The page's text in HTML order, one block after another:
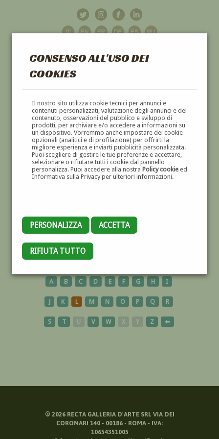
CONSENSO ALL'USO DEI
COOKIES
Il nostro sito utilizza cookie tecnici per annunci e
contenuti personalizzati, valutazione degli annunci e del
contenuto, osservazioni del pubblico e sviluppo di
prodotti, per archiviare e/o accedere a informazioni su
un dispositivo. Vorremmo anche impostare dei cookie
opzionali (analitici e di profilazione) per offrirti la
migliore esperienza e inviarti pubblicità personalizzata.
Puoi scegliere di gestire le tue preferenze e accettare,
selezionare o rifiutare tutti i cookie dal pannello
personalizza. Puoi accedere alla nostra Policy cookieed
Informativa sulla Privacy per ulteriori informazioni.
PERSONALIZZA ACCETTA
RIFIUTA TUTTO
GALLERIAD'ARTE
DIPINTI E SCULTURE '800 E '900
NIZZA
A B C D E F G H I
J K L M N O P Q R
S T U V W X Y Z ⬅
© 2026RECTA GALLERIA D'ARTE SRL VIA DEI
CORONARI 140 - 00186 - ROMA - IVA:
10654351005